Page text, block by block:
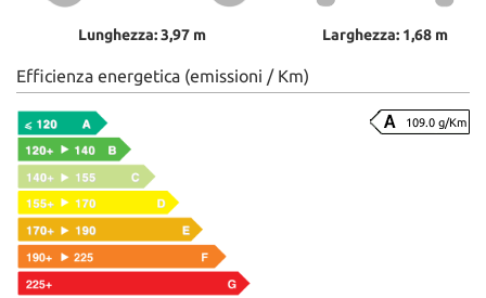
Lunghezza: 3,97 m Larghezza: 1,68 m
Efficienza energetica (emissioni / Km)
109.0 g/Km